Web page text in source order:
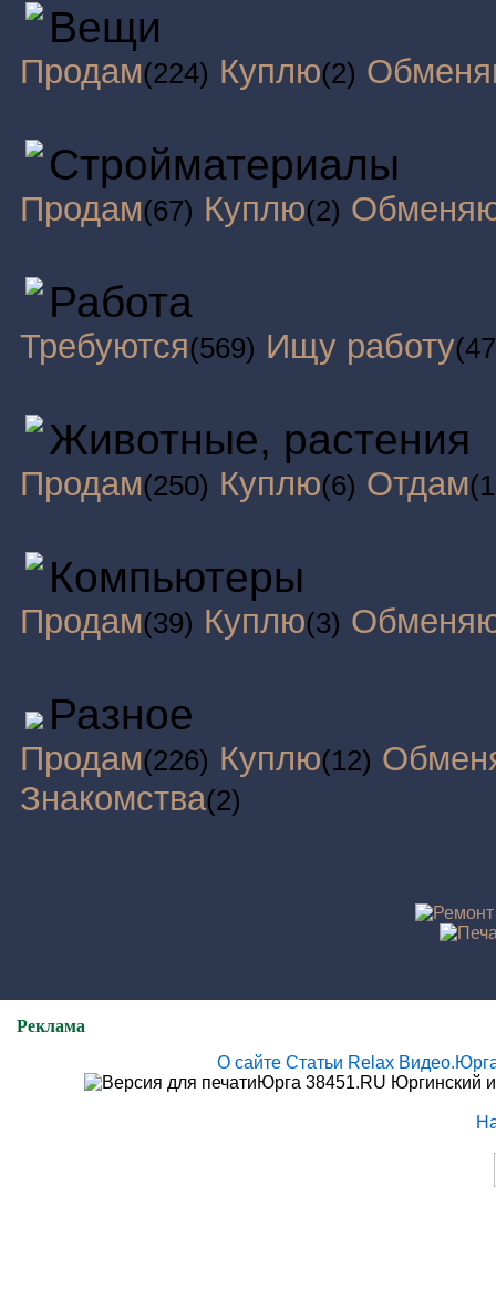
Вещи
Продам(224) Куплю(2)
Стройматериалы
Продам(67) Куплю(2)
Работа
Требуются(569) Ищу работу
Животные, растения
Продам(250) Куплю(6) Отдам
Компьютеры
Продам(39) Куплю(3)
Разное
Продам(226) Куплю(12)
Знакомства(2)
Реклама
О сайте Статьи Relax
Юрга 38451.RU Юргинский